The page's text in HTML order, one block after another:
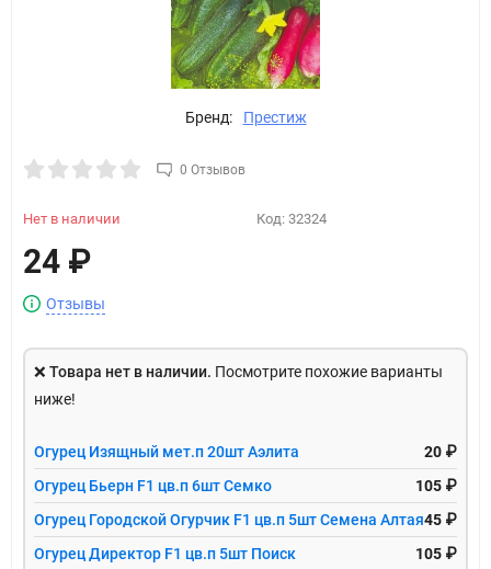
Бренд: Престиж
0 Отзывов
Нет в наличии Код: 32324
24 ₽
Отзывы
❌ Товара нет в наличии. Посмотрите похожие варианты
ниже!
Огурец Изящный мет.п 20шт Аэлита
20 ₽
Огурец Бьерн F1 цв.п 6шт Семко
105 ₽
Огурец Городской Огурчик F1 цв.п 5шт Семена Алтая45 ₽
Огурец Директор F1 цв.п 5шт Поиск
105 ₽